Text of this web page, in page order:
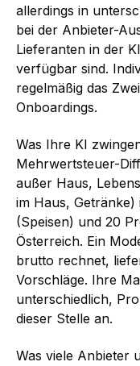
allerdings in
bei der Anbieter-
Lieferanten in der
verfügbar sind.
regelmäßig das
Onboardings.
Was Ihre KI
Mehrwertsteuer-
außer Haus,
im Haus,
(Speisen) und 20
Österreich. Ein
brutto rechnet,
Vorschläge. Ihre
unterschiedlich,
dieser Stelle an.
Was viele Anbieter